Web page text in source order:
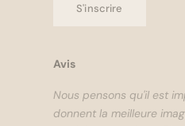
S'inscrire
Avis
Nous pensons qu'il est
donnent la meilleure